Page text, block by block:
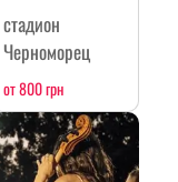
стадион
Черноморец
от 800 грн